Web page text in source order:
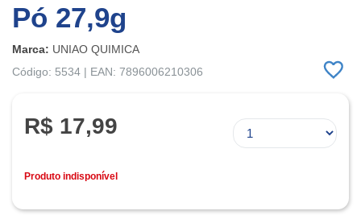
Pó 27,9g
Marca: UNIAO QUIMICA
Código: 5534 | EAN: 7896006210306
R$ 17,99
Produto indisponível